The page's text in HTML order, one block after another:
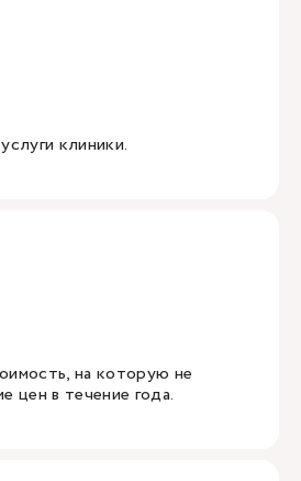
клиники.
на которую не
цен в течение года.